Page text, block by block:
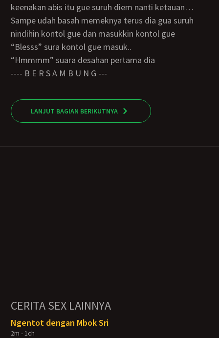
keenakan abis itu gue suruh diem nanti ketauan…
Sampe udah basah memeknya terus dia gua suruh
nindihin kontol gue dan masukkin kontol gue
“blesss” sura kontol gue masuk..
“hmmmm” suara desahan pertama dia
---- B E R S A M B U N G ---
LANJUT BAGIAN BERIKUTNYA
CERITA SEX LAINNYA
Ngentot dengan Mbok Sri
2m - 1ch